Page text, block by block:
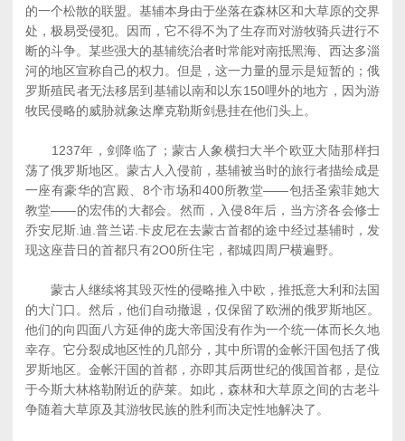
的一个松散的联盟。基辅本身由于坐落在森林区和大草原的交界
处，极易受侵犯。因而，它不得不为了生存而对游牧骑兵进行不
断的斗争。某些强大的基辅统治者时常能对南抵黑海、西达多淄
河的地区宣称自己的权力。但是，这一力量的显示是短暂的；俄
罗斯殖民者无法移居到基辅以南和以东150哩外的地方，因为游
牧民侵略的威胁就象达摩克勒斯剑悬挂在他们头上。
1237年，剑降临了；蒙古人象横扫大半个欧亚大陆那样扫
荡了俄罗斯地区。蒙古人入侵前，基辅被当时的旅行者描绘成是
一座有豪华的宫殿、8个市场和400所教堂――包括圣索菲她大
教堂――的宏伟的大都会。然而，入侵8年后，当方济各会修士
乔安尼斯.迪.普兰诺.卡皮尼在去蒙古首都的途中经过基辅时，发
现这座昔日的首都只有2O0所住宅，都城四周尸横遍野。
蒙古人继续将其毁灭性的侵略推入中欧，推抵意大利和法国
的大门口。然后，他们自动撤退，仅保留了欧洲的俄罗斯地区。
他们的向四面八方延伸的庞大帝国没有作为一个统一体而长久地
幸存。它分裂成地区性的几部分，其中所谓的金帐汗国包括了俄
罗斯地区。金帐汗国的首都，亦即其后两世纪的俄国首都，是位
于今斯大林格勒附近的萨莱。如此，森林和大草原之间的古老斗
争随着大草原及其游牧民族的胜利而决定性地解决了。